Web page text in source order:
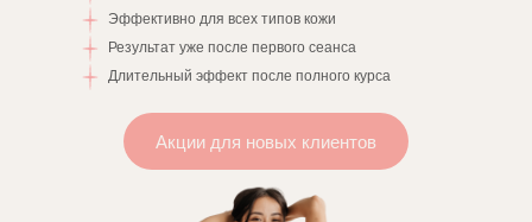
Акции для новых клиентов
Эффективно для всех типов кожи
Результат уже после первого сеанса
Длительный эффект после полного курса